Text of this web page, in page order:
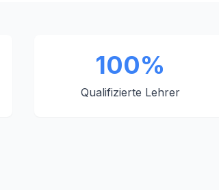
100%
Qualifizierte Lehrer